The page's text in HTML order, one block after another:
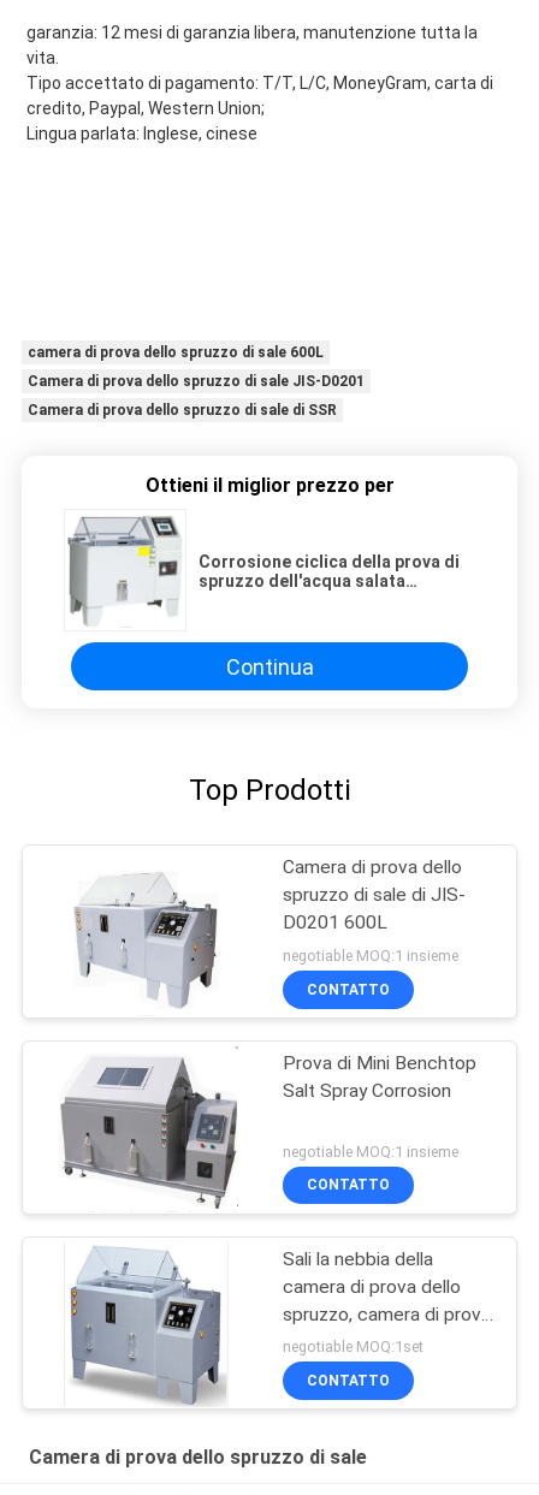
garanzia: 12 mesi di garanzia libera, manutenzione tutta la
vita.
Tipo accettato di pagamento: T/T, L/C, MoneyGram, carta di
credito, Paypal, Western Union;
Lingua parlata: Inglese, cinese
camera di prova dello spruzzo di sale 600L
Camera di prova dello spruzzo di sale JIS-D0201
Camera di prova dello spruzzo di sale di SSR
Ottieni il miglior prezzo per
Corrosione ciclica della prova di
spruzzo dell'acqua salata
Continua
Top Prodotti
Camera di prova dello
spruzzo di sale di JIS-
D0201 600L
negotiable MOQ:1 insieme
CONTATTO
Prova di Mini Benchtop
Salt Spray Corrosion
negotiable MOQ:1 insieme
CONTATTO
Sali la nebbia della
camera di prova dello
spruzzo, camera di prova
dello spruzzo di sale di
spruzzatura di sale
negotiable MOQ:1set
CONTATTO
Camera di prova dello spruzzo di sale